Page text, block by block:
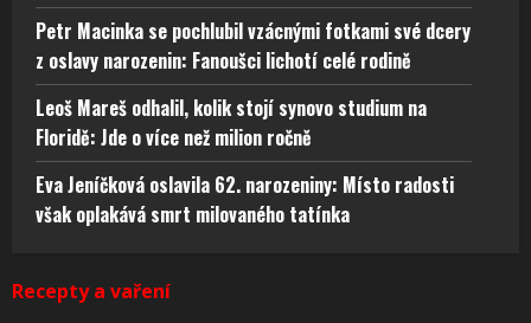
Petr Macinka se pochlubil vzácnými fotkami své dcery
z oslavy narozenin: Fanoušci lichotí celé rodině
Leoš Mareš odhalil, kolik stojí synovo studium na
Floridě: Jde o více než milion ročně
Eva Jeníčková oslavila 62. narozeniny: Místo radosti
však oplakává smrt milovaného tatínka
Recepty a vaření